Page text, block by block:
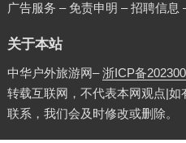
广告服务 – 免责申明 – 招聘信息
关于本站
中华户外旅游网–浙ICP备
转载互联网，不代表本网观点|
联系，我们会及时修改或删除。